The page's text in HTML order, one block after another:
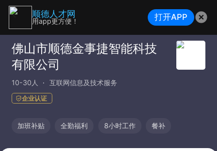
佛山市顺德金事捷智能科技
有限公司
10-30人 互联网信息及技术服务
企业认证
加班补贴 全勤福利 8小时工作 餐补
顺德人才网
用app更方便！ 打开APP